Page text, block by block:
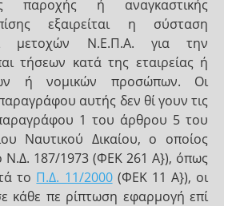
παροχής ή αναγκαστικής
εξαιρείται η σύσταση
μετοχών Ν.Ε.Π.Α. για την
τήσεων κατά της εταιρείας ή
ή νομικών προσώπων. Οι
αυτής δεν θί­ γουν τις
παραγράφου 1 του άρθρου 5 του
Ναυτικού Δικαίου, ο οποίος
Ν.Δ. 187/1973 (ΦΕΚ 261 Α}), όπως
το Π.Δ. 11/2000(ΦΕΚ 11 Α}), οι
κάθε πε­ ρίπτωση εφαρμογή επί